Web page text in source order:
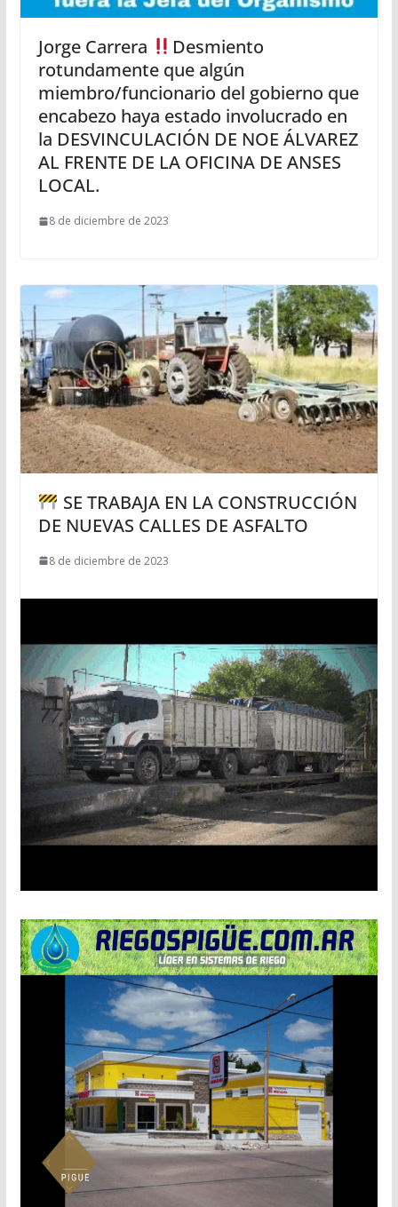
Jorge Carrera
Desmiento
rotundamente que algún
miembro/funcionario del gobierno que
encabezo haya estado involucrado en
la DESVINCULACIÓN DE NOE ÁLVAREZ
AL FRENTE DE LA OFICINA DE ANSES
LOCAL.
8 de diciembre de 2023
SE TRABAJA EN LA CONSTRUCCIÓN
DE NUEVAS CALLES DE ASFALTO
8 de diciembre de 2023